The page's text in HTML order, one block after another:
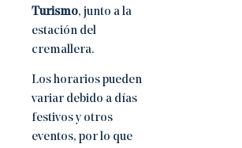
Turismo, junto a la
estación del
cremallera.
Los horarios pueden
variar debido a días
festivos y otros
eventos, por lo que